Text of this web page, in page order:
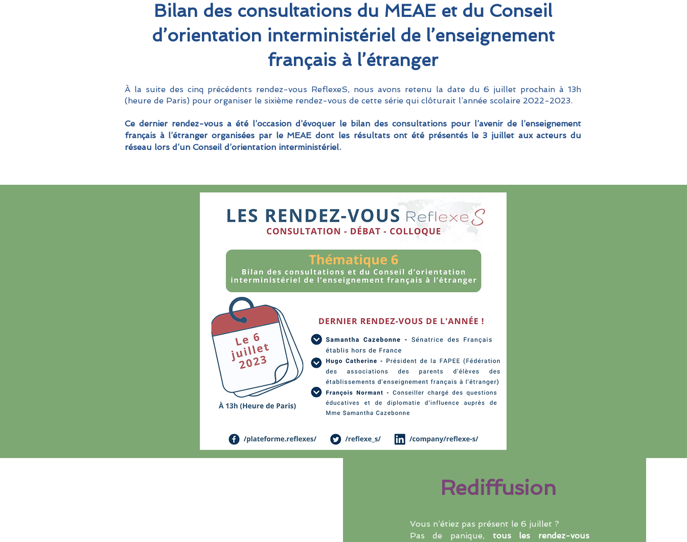
Bilan des consultations du MEAE et du Conseil
d’orientation interministériel de l’enseignement
français à l’étranger
À la suite des cinq précédents rendez-vous ReflexeS, nous avons retenu la date du 6 juillet prochain à 13h
(heure de Paris) pour organiser le sixième rendez-vous de cette série qui clôturait l’année scolaire 2022-2023.
Ce dernier rendez-vous a été l’occasion d’évoquer le bilan des consultations pour l’avenir de l’enseignement
français à l’étranger organisées par le MEAE dont les résultats ont été présentés le 3 juillet aux acteurs du
réseau lors d’un Conseil d’orientation interministériel.
Rediffusion
Vous n’étiez pas présent le 6 juillet ?
Pas de panique, tous les rendez-vous